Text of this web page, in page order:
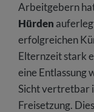
Arbeitgebern
Hürden
erfolgreichen
Elternzeit stark
eine Entlassung
Sicht vertretbar
Freisetzung.